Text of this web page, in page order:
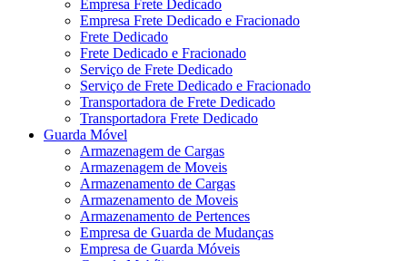
Empresa Frete Dedicado
Empresa Frete Dedicado e Fracionado
Frete Dedicado
Frete Dedicado e Fracionado
Serviço de Frete Dedicado
Serviço de Frete Dedicado e Fracionado
Transportadora de Frete Dedicado
Transportadora Frete Dedicado
Guarda Móvel
Armazenagem de Cargas
Armazenagem de Moveis
Armazenamento de Cargas
Armazenamento de Moveis
Armazenamento de Pertences
Empresa de Guarda de Mudanças
Empresa de Guarda Móveis